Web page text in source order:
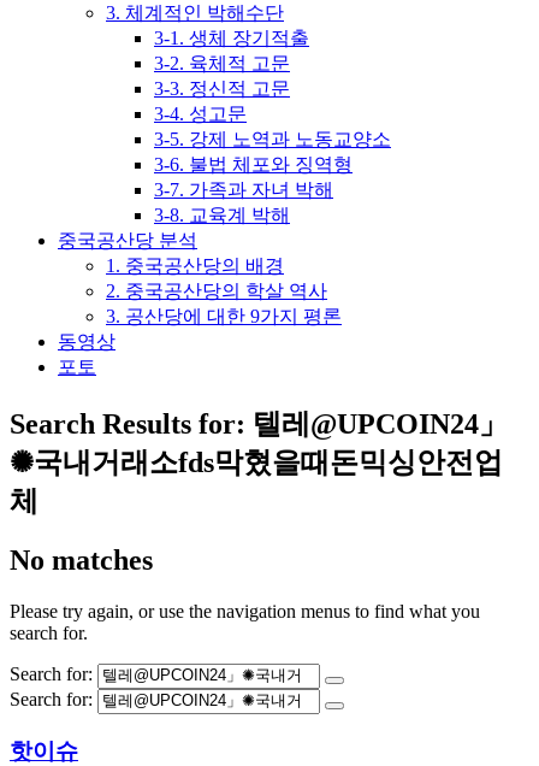
3. 체계적인 박해수단
3-1. 생체 장기적출
3-2. 육체적 고문
3-3. 정신적 고문
3-4. 성고문
3-5. 강제 노역과 노동교양소
3-6. 불법 체포와 징역형
3-7. 가족과 자녀 박해
3-8. 교육계 박해
중국공산당 분석
1. 중국공산당의 배경
2. 중국공산당의 학살 역사
3. 공산당에 대한 9가지 평론
동영상
포토
Search Results for: 텔레@UPCOIN24」
✺국내거래소fds막혔을때돈믹싱안전업
체
No matches
Please try again, or use the navigation menus to find what you
search for.
Search for:
Search for:
핫이슈